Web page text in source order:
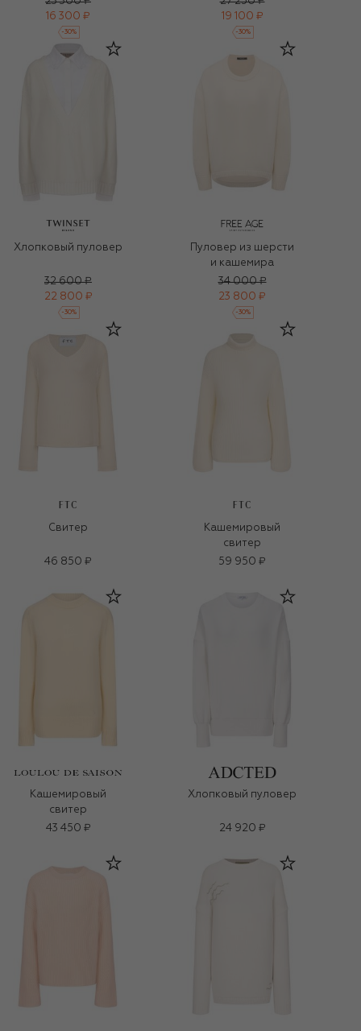
16 300 ₽
-30%
19 100 ₽
-30%
Хлопковый пуловер
32 600 ₽
22 800 ₽
-30%
Пуловер из шерсти
и кашемира
34 000 ₽
23 800 ₽
-30%
FTC
Свитер
46 850 ₽
FTC
Кашемировый
свитер
59 950 ₽
Кашемировый
свитер
43 450 ₽
Хлопковый пуловер
24 920 ₽